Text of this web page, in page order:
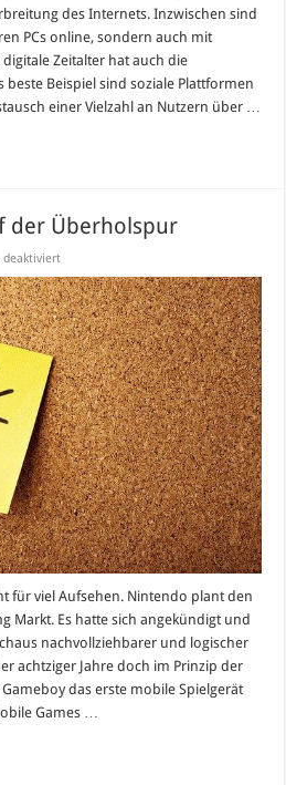
des Internets. Inzwischen sind
PCs online, sondern auch mit
Zeitalter hat auch die
Beispiel sind soziale Plattformen
einer Vielzahl an Nutzern über …
der Überholspur
deaktiviertfür
Gaming
auf
der
Überholspur
für viel Aufsehen. Nintendo plant den
Markt. Es hatte sich angekündigt und
nachvollziehbarer und logischer
achtziger Jahre doch im Prinzip der
das erste mobile Spielgerät
Games …